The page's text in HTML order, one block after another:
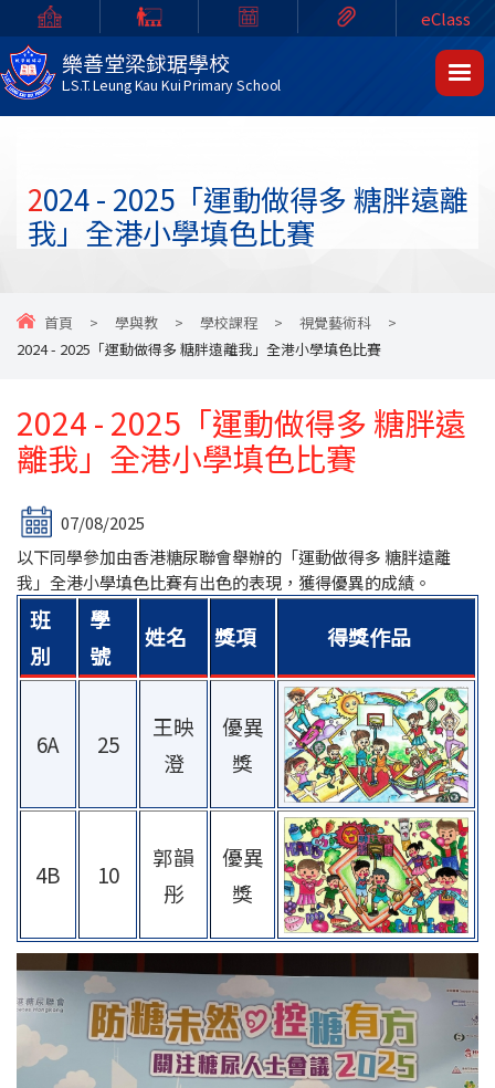
樂善堂梁銶琚學校
L.S.T. Leung Kau Kui Primary School
eClass
2024 - 2025「運動做得多 糖胖遠離
我」全港小學填色比賽
首頁 > 學與教 > 學校課程 > 視覺藝術科
>
2024 - 2025「運動做得多 糖胖遠離我」全港小學填色比賽
2024 - 2025「運動做得多 糖胖遠
離我」全港小學填色比賽
07/08/2025
以下同學參加由香港糖尿聯會舉辦的「運動做得多 糖胖遠離
我」全港小學填色比賽有出色的表現，獲得優異的成績。
班
別
學
號
姓名 獎項 得獎作品
6A 25
王映
澄
優異
獎
4B 10
郭韻
彤
優異
獎